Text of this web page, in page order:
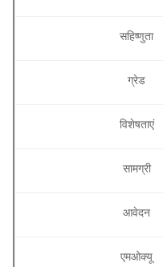
सहिष्णुता
ग्रेड
विशेषताएं
सामग्री
आवेदन
एमओक्यू